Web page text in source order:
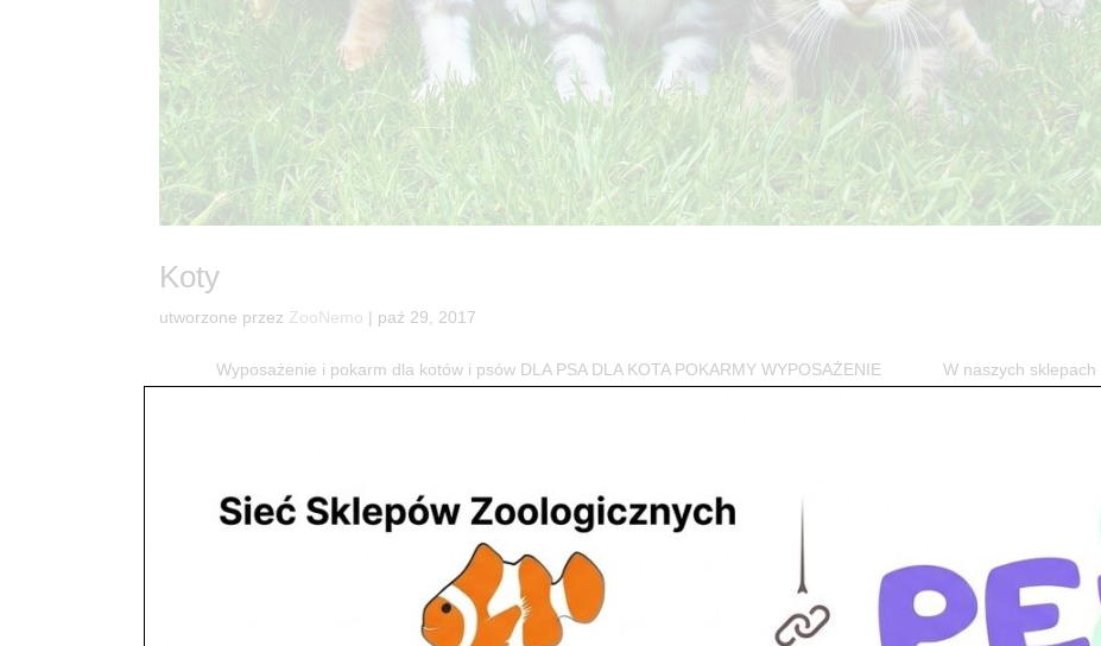
Koty
utworzone przez ZooNemo | paź 29, 2017
Wyposażenie i pokarm dla kotów i psów DLA PSA DLA KOTA POKARMY WYPOSAŻENIE W naszych sklepach